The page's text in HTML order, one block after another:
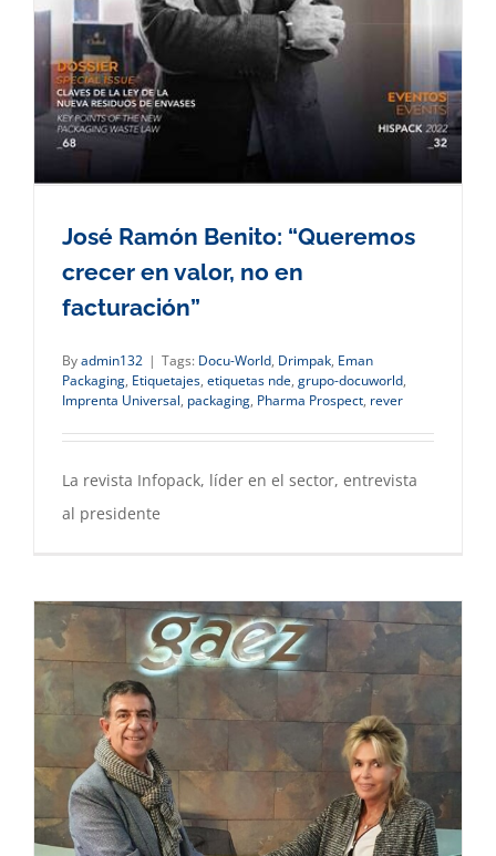
José Ramón Benito: “Queremos
crecer en valor, no en
facturación”
Byadmin132 | Tags: Docu-World, Drimpak, Eman
Packaging, Etiquetajes, etiquetas nde, grupo-docuworld,
Imprenta Universal, packaging, Pharma Prospect, rever
La revista Infopack, líder en el sector, entrevista
al presidente